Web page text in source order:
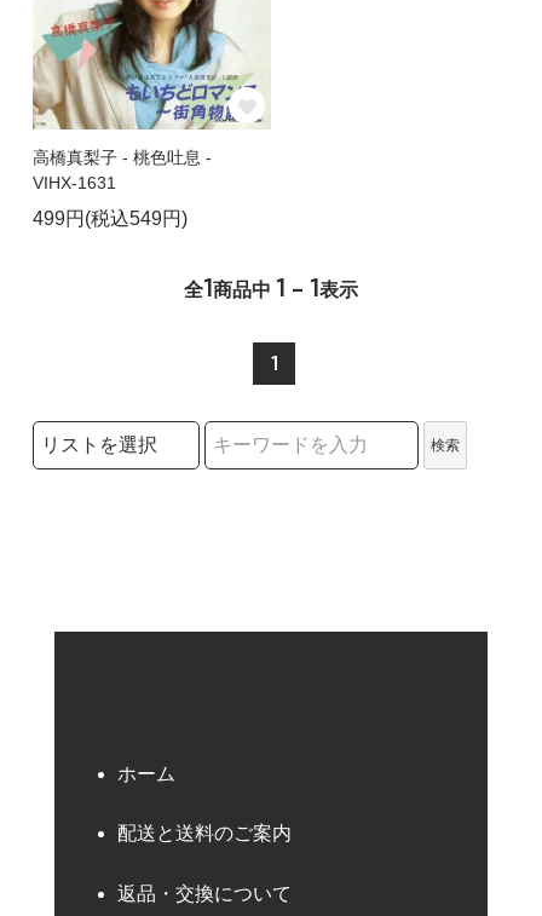
高橋真梨子 - 桃色吐息 -
VIHX-1631
499円(税込549円)
全1商品中 1 - 1表示
1
検索リストの選択
検索
ホーム
配送と送料のご案内
返品・交換について